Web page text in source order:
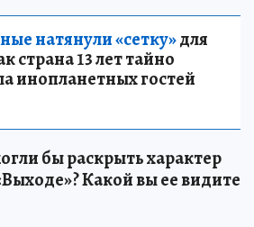
натянули «сетку»для
страна 13 лет тайно
инопланетных гостей
бы раскрыть характер
Какой вы ее видите